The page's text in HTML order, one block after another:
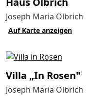
Joseph Maria Olbrich
Auf Karte anzeigen
Villa „In Rosen"
Joseph Maria Olbrich